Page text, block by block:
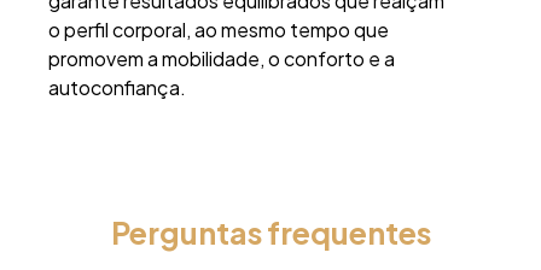
o perfil corporal, ao mesmo tempo que
promovem a mobilidade, o conforto e a
autoconfiança.
Perguntas frequentes